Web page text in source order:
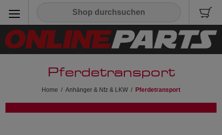
Pferdetransport
Home / Anhänger & Nfz & LKW / Pferdetransport